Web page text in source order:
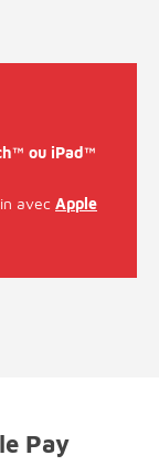
ou iPad™
avec Apple
Pay